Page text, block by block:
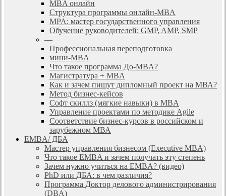
MBA онлайн
Cтруктура программы онлайн-MBA
MPA: мастер государственного управления
Обучение руководителей: GMP, AMP, SMP
—
Профессиональная переподготовка
мини-MBA
Что такое программа До-MBA?
Магистратура + MBA
Как и зачем пишут дипломный проект на МВА?
Метод бизнес-кейсов
Софт скиллз (мягкие навыки) в MBA
Управление проектами по методике Agile
Соответствие бизнес-курсов в российском и
зарубежном МВА
EMBA/ ДБA
Мастер управления бизнесом (Executive MBA)
Что такое EMBA и зачем получать эту степень
Зачем нужно учиться на EMBA? (видео)
PhD или ДБА: в чем различия?
Программа Доктор делового администрирования
(DBА)